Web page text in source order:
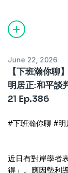
June 22, 2026
【下班瀚你聊
明居正:和平
21 Ep.386
#下班瀚你聊 #
近日有對岸學者
得」。應因勢利